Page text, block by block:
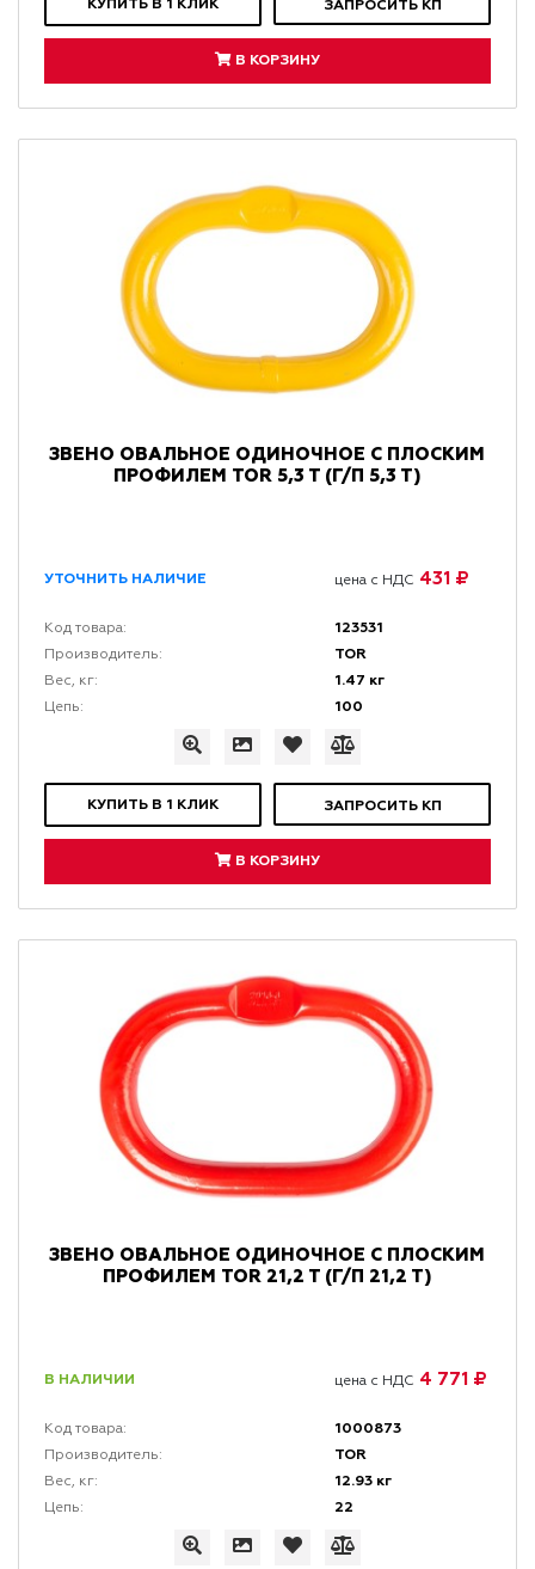
КУПИТЬ В 1 КЛИК ЗАПРОСИТЬ КП
В КОРЗИНУ
ЗВЕНО ОВАЛЬНОЕ ОДИНОЧНОЕ С ПЛОСКИМ
ПРОФИЛЕМ TOR 5,3 T (Г/П 5,3 Т)
УТОЧНИТЬ НАЛИЧИЕ цена с НДС 431 ₽
Код товара: 123531
Производитель: TOR
Вес, кг: 1.47 кг
Цепь: 100
КУПИТЬ В 1 КЛИК ЗАПРОСИТЬ КП
В КОРЗИНУ
ЗВЕНО ОВАЛЬНОЕ ОДИНОЧНОЕ С ПЛОСКИМ
ПРОФИЛЕМ TOR 21,2 T (Г/П 21,2 Т)
В НАЛИЧИИ цена с НДС 4 771 ₽
Код товара: 1000873
Производитель: TOR
Вес, кг: 12.93 кг
Цепь: 22